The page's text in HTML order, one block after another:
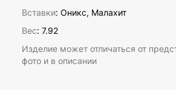
Вставки: Оникс, Малахит
Вес: 7.92
Изделие может отличаться от
фото и в описании